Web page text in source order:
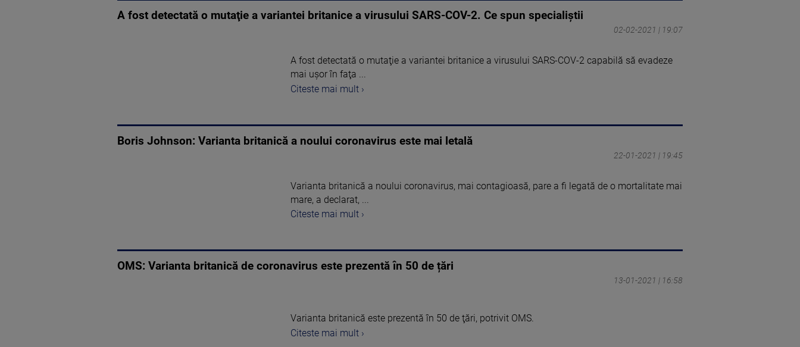
A fost detectată o mutaţie a variantei britanice a virusului SARS-COV-2. Ce spun specialiștii
02-02-2021 | 19:07
A fost detectată o mutaţie a variantei britanice a virusului SARS-COV-2 capabilă să evadeze
mai uşor în faţa ...
Citeste mai mult ›
Boris Johnson: Varianta britanică a noului coronavirus este mai letală
22-01-2021 | 19:45
Varianta britanică a noului coronavirus, mai contagioasă, pare a fi legată de o mortalitate mai
mare, a declarat, ...
Citeste mai mult ›
OMS: Varianta britanică de coronavirus este prezentă în 50 de țări
13-01-2021 | 16:58
Varianta britanică este prezentă în 50 de ţări, potrivit OMS.
Citeste mai mult ›